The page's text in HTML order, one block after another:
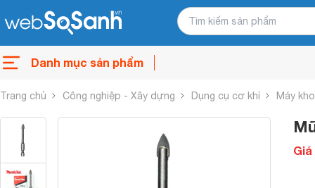
Danh mục sản phẩm
Trang chủ Công nghiệp - Xây dựng Dụng cụ cơ khí Máy